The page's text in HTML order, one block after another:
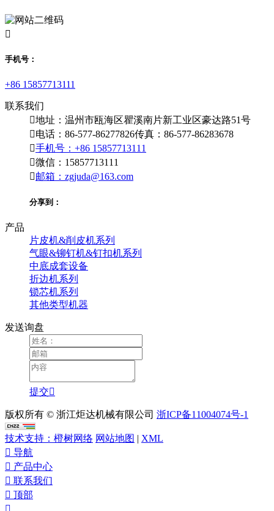

手机号：
+86 15857713111
联系我们
地址：温州市瓯海区瞿溪南片新工业区豪达路51号
电话：86-577-86277826传真：86-577-86283678
手机号：+86 15857713111
微信：15857713111
邮箱：zgjuda@163.com
分享到：
产品
片皮机&削皮机系列
气眼&铆钉机&钉扣机系列
中底成套设备
折边机系列
锁芯机系列
其他类型机器
发送询盘
提交
版权所有 © 浙江炬达机械有限公司 浙ICP备11004074号-1
技术支持：橙树网络 网站地图 | XML
 导航
 产品中心
 联系我们
 顶部
